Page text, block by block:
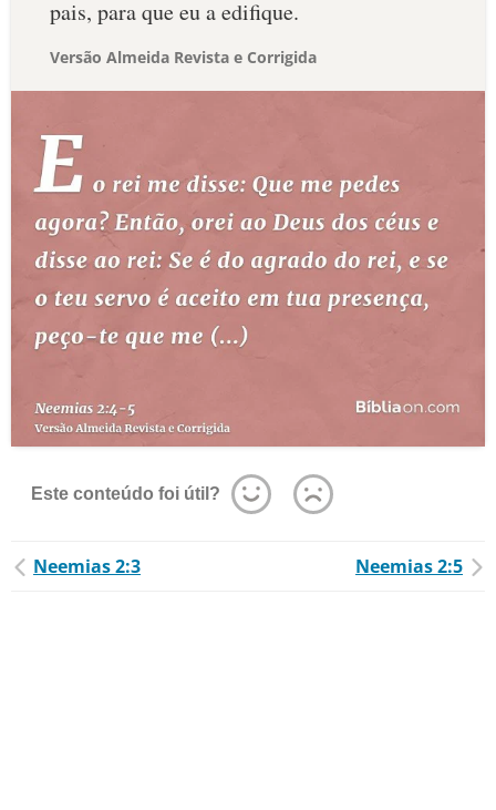
pais, para que eu a edifique.
Versão Almeida Revista e Corrigida
Este conteúdo foi útil?
Neemias 2:3 Neemias 2:5